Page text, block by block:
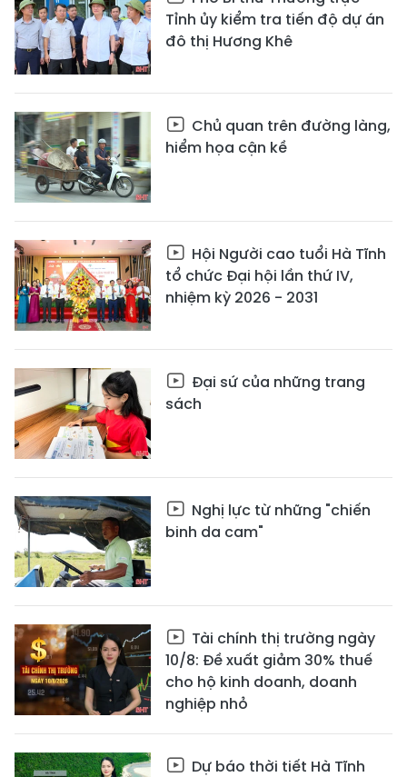
Tỉnh ủy kiểm tra tiến độ dự án
đô thị Hương Khê
Chủ quan trên đường làng,
hiểm họa cận kề
Hội Người cao tuổi Hà Tĩnh
tổ chức Đại hội lần thứ IV,
nhiệm kỳ 2026 - 2031
Đại sứ của những trang
sách
Nghị lực từ những "chiến
binh da cam"
Tài chính thị trường ngày
10/8: Đề xuất giảm 30% thuế
cho hộ kinh doanh, doanh
nghiệp nhỏ
Dự báo thời tiết Hà Tĩnh